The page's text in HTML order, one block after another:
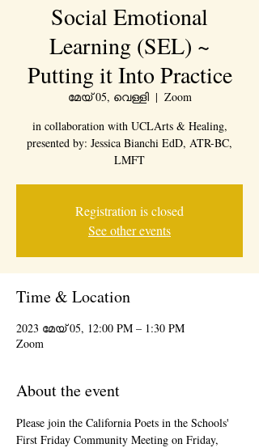
Social Emotional
Learning (SEL) ~
Putting it Into Practice
മേയ് 05, വെള്ളി
  |
Zoom
in collaboration with UCLArts & Healing,
presented by: Jessica Bianchi EdD, ATR-BC,
LMFT
Registration is closed
See other events
Time & Location
2023 മേയ് 05, 12:00 PM – 1:30 PM
Zoom
About the event
Please join the California Poets in the Schools'
First Friday Community Meeting on Friday,